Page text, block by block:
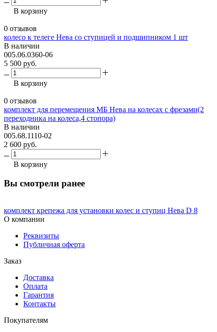
В корзину
0 отзывов
колесо к телеге Нева со ступицей и подшипником 1 шт
В наличии
005.06.0360-06
5 500 руб.
В корзину
0 отзывов
комплект для перемещения МБ Нева на колесах с фрезами(2
переходника на колеса,4 стопора)
В наличии
005.68.1110-02
2 600 руб.
В корзину
Вы смотрели ранее
комплект крепежа для установки колес и ступиц Нева D 8
О компании
Реквизиты
Публичная оферта
Заказ
Доставка
Оплата
Гарантия
Контакты
Покупателям